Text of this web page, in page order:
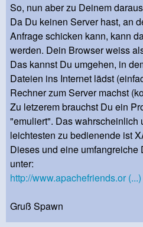
So, nun aber zu Deinem
Da Du keinen Server hast, an
Anfrage schicken kann, kann
werden. Dein Browser weiss
Das kannst Du umgehen, in
Dateien ins Internet lädst
Rechner zum Server machst
Zu letzerem brauchst Du ein
"emuliert". Das wahrscheinlich
leichtesten zu bedienende ist
Dieses und eine umfangreiche
unter:
http://www.apachefriends.or (...)
Gruß Spawn